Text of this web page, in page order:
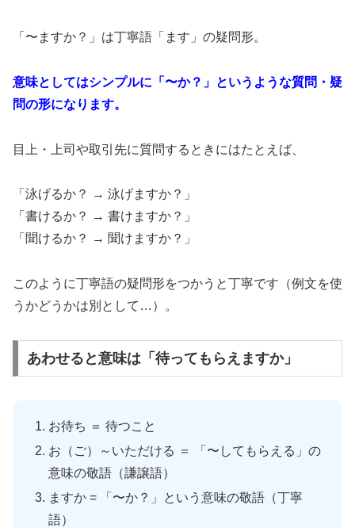
「〜ますか？」は丁寧語「ます」の疑問形。
意味としてはシンプルに「〜か？」というような質問・疑
問の形になります。
目上・上司や取引先に質問するときにはたとえば、
「泳げるか？ → 泳げますか？」
「書けるか？ → 書けますか？」
「聞けるか？ → 聞けますか？」
このように丁寧語の疑問形をつかうと丁寧です（例文を使
うかどうかは別として…）。
あわせると意味は「待ってもらえますか」
お待ち ＝ 待つこと
お（ご）～いただける ＝ 「〜してもらえる」の
意味の敬語（謙譲語）
ますか = 「〜か？」という意味の敬語（丁寧
語）